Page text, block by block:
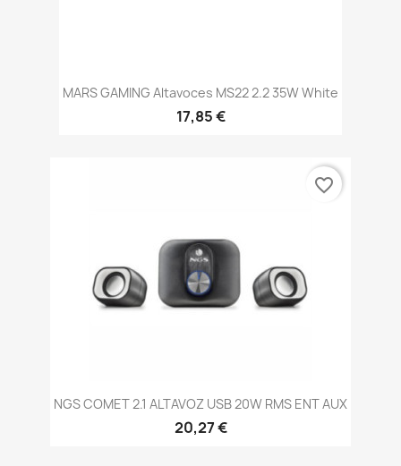
MARS GAMING Altavoces MS22 2.2 35W White
17,85 €
NGS COMET 2.1 ALTAVOZ USB 20W RMS ENT AUX
20,27 €
favorite_border